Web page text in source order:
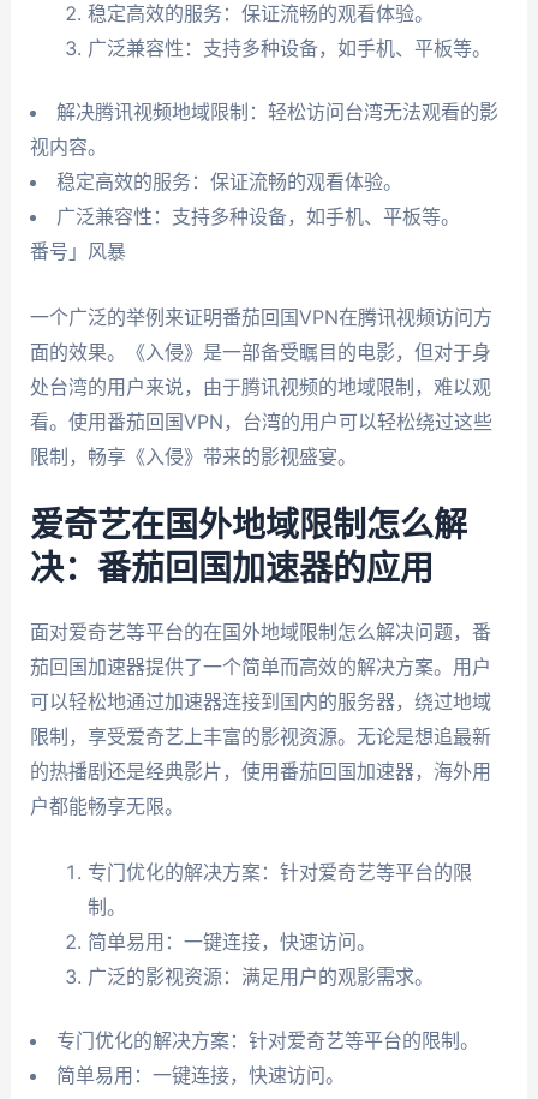
稳定高效的服务：保证流畅的观看体验。
广泛兼容性：支持多种设备，如手机、平板等。
解决腾讯视频地域限制：轻松访问台湾无法观看的影
视内容。
稳定高效的服务：保证流畅的观看体验。
广泛兼容性：支持多种设备，如手机、平板等。
番号」风暴
一个广泛的举例来证明番茄回国VPN在腾讯视频访问方
面的效果。《入侵》是一部备受瞩目的电影，但对于身
处台湾的用户来说，由于腾讯视频的地域限制，难以观
看。使用番茄回国VPN，台湾的用户可以轻松绕过这些
限制，畅享《入侵》带来的影视盛宴。
爱奇艺在国外地域限制怎么解
决：番茄回国加速器的应用
面对爱奇艺等平台的在国外地域限制怎么解决问题，番
茄回国加速器提供了一个简单而高效的解决方案。用户
可以轻松地通过加速器连接到国内的服务器，绕过地域
限制，享受爱奇艺上丰富的影视资源。无论是想追最新
的热播剧还是经典影片，使用番茄回国加速器，海外用
户都能畅享无限。
专门优化的解决方案：针对爱奇艺等平台的限
制。
简单易用：一键连接，快速访问。
广泛的影视资源：满足用户的观影需求。
专门优化的解决方案：针对爱奇艺等平台的限制。
简单易用：一键连接，快速访问。